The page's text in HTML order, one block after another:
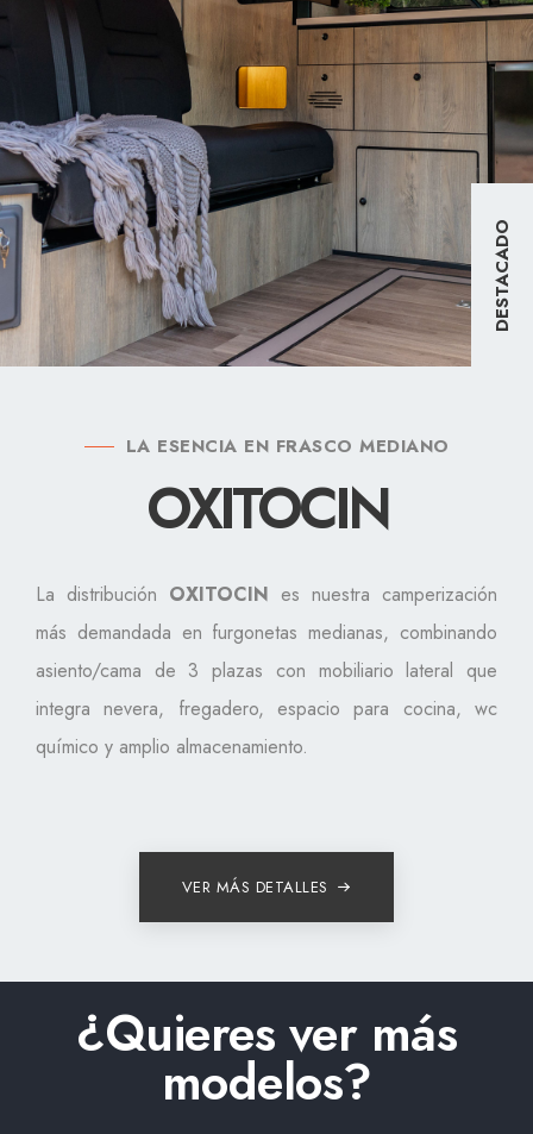
DESTACADO
LA ESENCIA EN FRASCO MEDIANO
OXITOCIN
La distribución OXITOCIN es nuestra camperización
más demandada en furgonetas medianas, combinando
asiento/cama de 3 plazas con mobiliario lateral que
integra nevera, fregadero, espacio para cocina, wc
químico y amplio almacenamiento.
VER MÁS DETALLES
¿Quieres ver más
modelos?